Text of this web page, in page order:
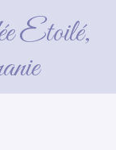
Etoilé,